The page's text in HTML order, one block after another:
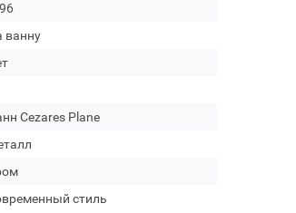
ванну
Cezares Plane
стиль